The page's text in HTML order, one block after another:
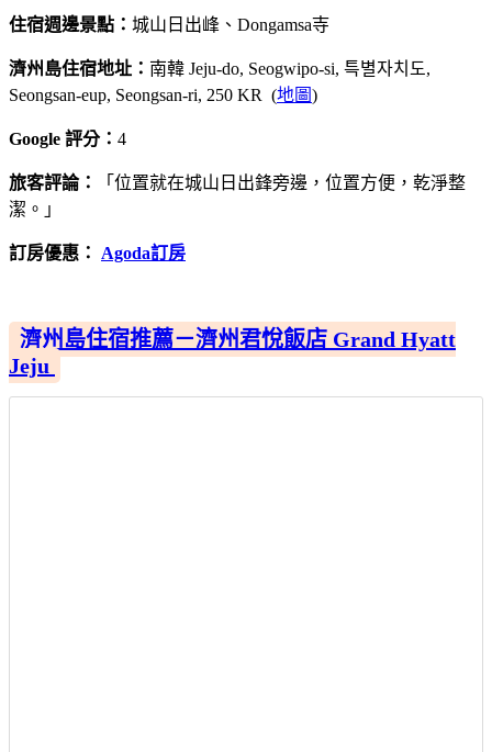
住宿週邊景點： 城山日出峰、Dongamsa寺
濟州島住宿地址： 南韓 Jeju-do, Seogwipo-si, 특별자치도,
Seongsan-eup, Seongsan-ri, 250 KR (地圖)
Google 評分： 4
旅客評論：
「位置就在城山日出鋒旁邊，位置方便，乾淨整
潔。」
訂房優惠： Agoda訂房
濟州島住宿推薦－濟州君悅飯店 Grand Hyatt
Jeju